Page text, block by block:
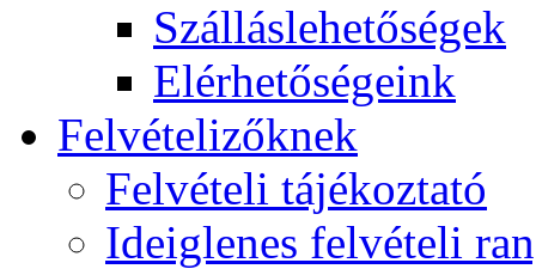
Szálláslehetőségek
Elérhetőségeink
Felvételizőknek
Felvételi tájékoztató
Ideiglenes felvételi